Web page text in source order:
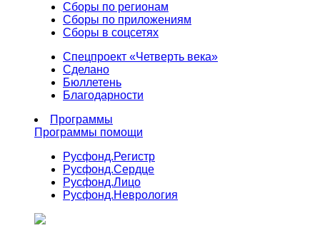
Сборы по регионам
Сборы по приложениям
Сборы в соцсетях
Спецпроект «Четверть века»
Сделано
Бюллетень
Благодарности
Программы
Программы помощи
Русфонд.Регистр
Русфонд.Сердце
Русфонд.Лицо
Русфонд.Неврология